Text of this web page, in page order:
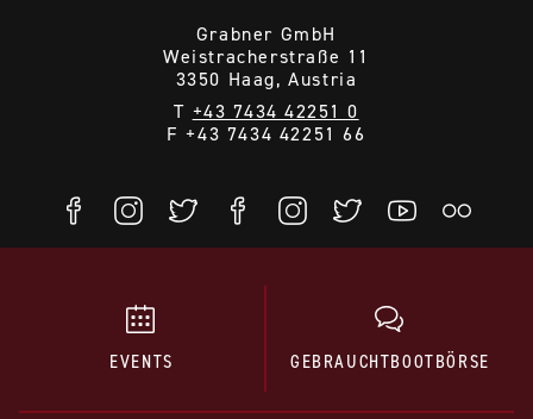
Grabner GmbH
Weistracherstraße 11
3350 Haag, Austria
T +43 7434 42251 0
F +43 7434 42251 66
EVENTS GEBRAUCHTBOOTBÖRSE